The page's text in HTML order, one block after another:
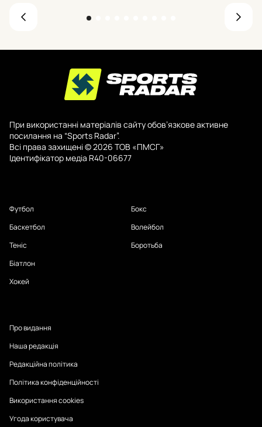
При використанні матеріалів сайту обов’язкове активне
посилання на “Sports Radar”.
Всі права захищені © 2026 ТОВ «ПМСГ»
Ідентифікатор медіа R40-06677
Футбол
Баскетбол
Теніс
Біатлон
Хокей
Бокс
Волейбол
Боротьба
Про видання
Наша редакція
Редакційна політика
Політика конфіденційності
Використання cookies
Угода користувача